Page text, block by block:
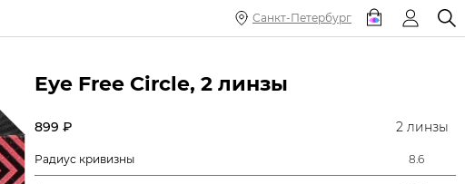
Санкт-Петербург
Eye Free Circle, 2 линзы
899 ₽ 2 линзы
Радиус кривизны 8.6